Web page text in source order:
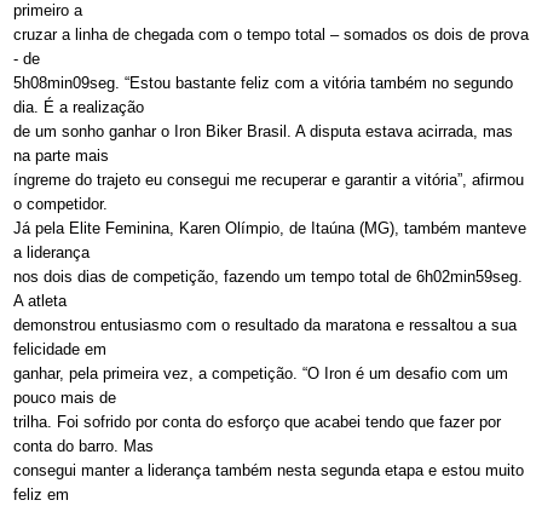
primeiro a
cruzar a linha de chegada com o tempo total – somados os dois de prova
- de
5h08min09seg. “Estou bastante feliz com a vitória também no segundo
dia. É a realização
de um sonho ganhar o Iron Biker Brasil. A disputa estava acirrada, mas
na parte mais
íngreme do trajeto eu consegui me recuperar e garantir a vitória”, afirmou
o competidor.
Já pela Elite Feminina, Karen Olímpio, de Itaúna (MG), também manteve
a liderança
nos dois dias de competição, fazendo um tempo total de 6h02min59seg.
A atleta
demonstrou entusiasmo com o resultado da maratona e ressaltou a sua
felicidade em
ganhar, pela primeira vez, a competição. “O Iron é um desafio com um
pouco mais de
trilha. Foi sofrido por conta do esforço que acabei tendo que fazer por
conta do barro. Mas
consegui manter a liderança também nesta segunda etapa e estou muito
feliz em